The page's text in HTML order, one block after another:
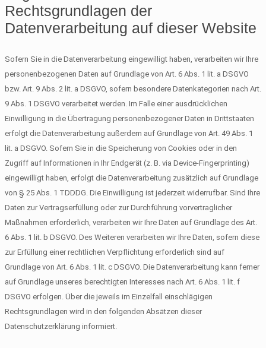
Rechtsgrundlagen der
Datenverarbeitung auf dieser Website
Sofern Sie in die Datenverarbeitung eingewilligt haben, verarbeiten wir Ihre
personenbezogenen Daten auf Grundlage von Art. 6 Abs. 1 lit. a DSGVO
bzw. Art. 9 Abs. 2 lit. a DSGVO, sofern besondere Datenkategorien nach Art.
9 Abs. 1 DSGVO verarbeitet werden. Im Falle einer ausdrücklichen
Einwilligung in die Übertragung personenbezogener Daten in Drittstaaten
erfolgt die Datenverarbeitung außerdem auf Grundlage von Art. 49 Abs. 1
lit. a DSGVO. Sofern Sie in die Speicherung von Cookies oder in den
Zugriff auf Informationen in Ihr Endgerät (z. B. via Device-Fingerprinting)
eingewilligt haben, erfolgt die Datenverarbeitung zusätzlich auf Grundlage
von § 25 Abs. 1 TDDDG. Die Einwilligung ist jederzeit widerrufbar. Sind Ihre
Daten zur Vertragserfüllung oder zur Durchführung vorvertraglicher
Maßnahmen erforderlich, verarbeiten wir Ihre Daten auf Grundlage des Art.
6 Abs. 1 lit. b DSGVO. Des Weiteren verarbeiten wir Ihre Daten, sofern diese
zur Erfüllung einer rechtlichen Verpflichtung erforderlich sind auf
Grundlage von Art. 6 Abs. 1 lit. c DSGVO. Die Datenverarbeitung kann ferner
auf Grundlage unseres berechtigten Interesses nach Art. 6 Abs. 1 lit. f
DSGVO erfolgen. Über die jeweils im Einzelfall einschlägigen
Rechtsgrundlagen wird in den folgenden Absätzen dieser
Datenschutzerklärung informiert.